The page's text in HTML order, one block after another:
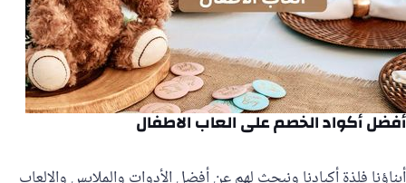
أفضل أكواد الخصم على العاب الاطفال